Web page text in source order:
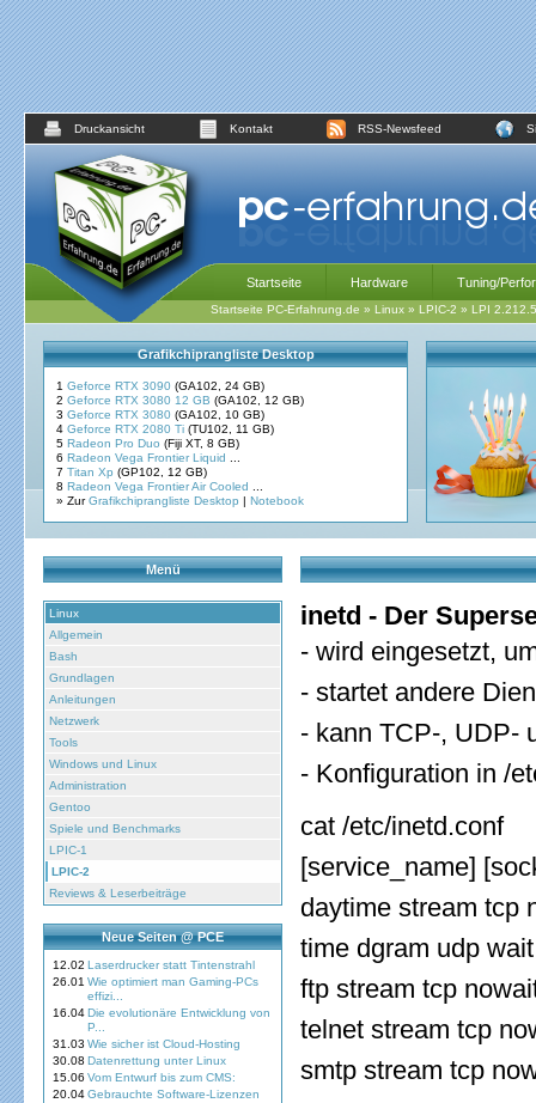
Druckansicht Kontakt RSS-Newsfeed
Startseite Hardware Tuning/
Startseite PC-Erfahrung.de » Linux » LPIC-2 » LPI 2.212.5
Grafikchiprangliste Desktop
1 Geforce RTX 3090 (GA102, 24 GB)
2 Geforce RTX 3080 12 GB (GA102, 12 GB)
3 Geforce RTX 3080 (GA102, 10 GB)
4 Geforce RTX 2080 Ti (TU102, 11 GB)
5 Radeon Pro Duo (Fiji XT, 8 GB)
6 Radeon Vega Frontier Liquid
7 Titan Xp (GP102, 12 GB)
8 Radeon Vega Frontier Air Cooled
» ZurGrafikchiprangliste Desktop | Notebook
Menü
Linux
Allgemein
Bash
Grundlagen
Anleitungen
Netzwerk
Tools
Windows und Linux
Administration
Gentoo
Spiele und Benchmarks
LPIC-1
LPIC-2
Reviews & Leserbeiträge
Neue Seiten @ PCE
12.02 Laserdrucker statt Tintenstrahl
26.01 Wie optimiert man Gaming-PCs
effizi...
16.04Die evolutionäre Entwicklung von
P...
31.03 Wie sicher ist Cloud-Hosting
30.08 Datenrettung unter Linux
15.06 Vom Entwurf bis zum CMS:
20.04Gebrauchte Software-Lizenzen
inetd - Der
- wird eingesetzt,
- startet andere
- kann TCP-, UDP-
- Konfiguration in /
cat /etc/inetd.conf
[service_name]
daytime stream tcp
time dgram udp
ftp stream tcp
telnet stream tcp
smtp stream tcp